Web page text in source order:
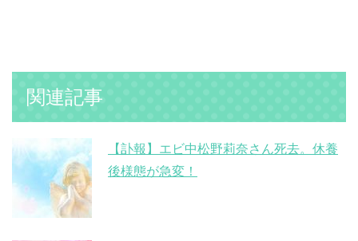
関連記事
【訃報】エビ中松野莉奈さん死去。休養
後様態が急変！